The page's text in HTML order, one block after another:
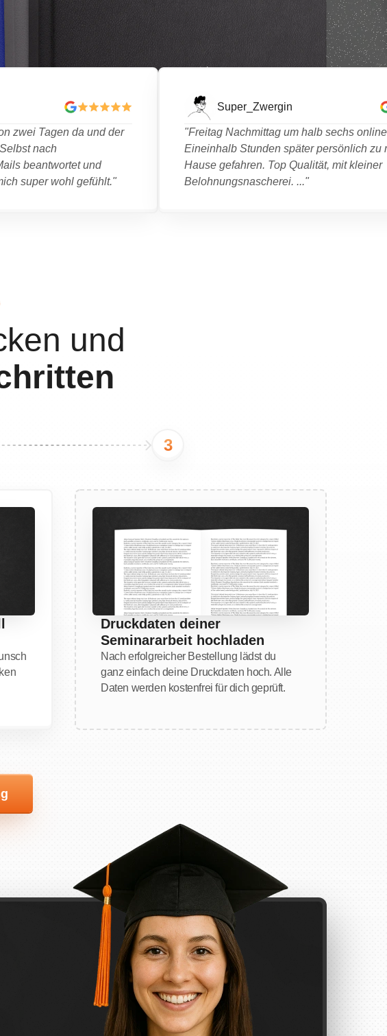
zwei Tagen da und der
nach
beantwortet und
super wohl gefühlt."
Super_Zwergin
"Freitag Nachmittag um halb sechs
Eineinhalb Stunden später persönlich zu
Hause gefahren. Top Qualität, mit kleiner
Belohnungsnascherei. ..."
und
3
Druckdaten deiner
Seminararbeit hochladen
Nach erfolgreicher Bestellung lädst du
ganz einfach deine Druckdaten hoch. Alle
Daten werden kostenfrei für dich geprüft.